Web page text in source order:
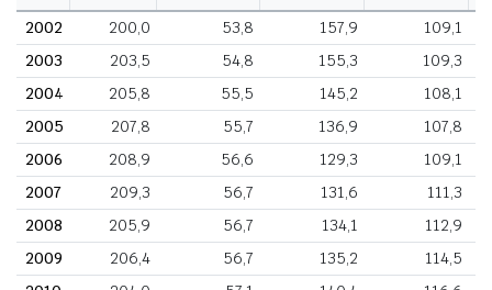
2002
200,0 53,8 157,9
109,1
2003
203,5 54,8 155,3
109,3
2004
205,8 55,5 145,2
108,1
2005
207,8 55,7 136,9
107,8
2006
208,9 56,6 129,3
109,1
2007
209,3 56,7 131,6
111,3
2008
205,9 56,7 134,1
112,9
2009
206,4 56,7 135,2
114,5